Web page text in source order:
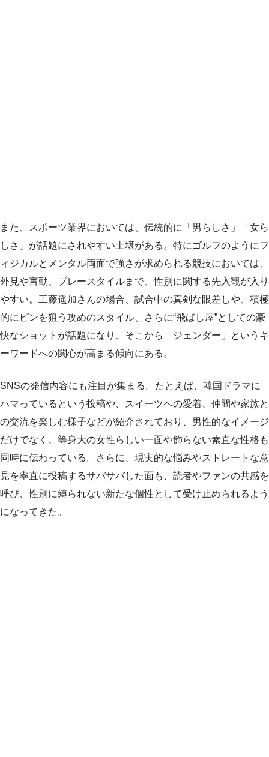
また、スポーツ業界においては、伝統的に「男らしさ」「女ら
しさ」が話題にされやすい土壌がある。特にゴルフのようにフ
ィジカルとメンタル両面で強さが求められる競技においては、
外見や言動、プレースタイルまで、性別に関する先入観が入り
やすい。工藤遥加さんの場合、試合中の真剣な眼差しや、積極
的にピンを狙う攻めのスタイル、さらに“飛ばし屋”としての豪
快なショットが話題になり、そこから「ジェンダー」というキ
ーワードへの関心が高まる傾向にある。
SNSの発信内容にも注目が集まる。たとえば、韓国ドラマに
ハマっているという投稿や、スイーツへの愛着、仲間や家族と
の交流を楽しむ様子などが紹介されており、男性的なイメージ
だけでなく、等身大の女性らしい一面や飾らない素直な性格も
同時に伝わっている。さらに、現実的な悩みやストレートな意
見を率直に投稿するサバサバした面も、読者やファンの共感を
呼び、性別に縛られない新たな個性として受け止められるよう
になってきた。